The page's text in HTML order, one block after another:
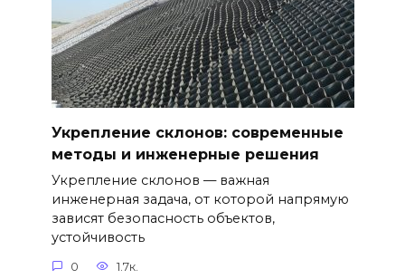
Укрепление склонов: современные
методы и инженерные решения
Укрепление склонов — важная
инженерная задача, от которой напрямую
зависят безопасность объектов,
устойчивость
0 1.7к.